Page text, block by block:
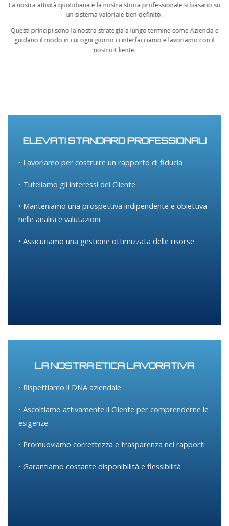
La nostra attività quotidiana e la nostra storia professionale si basano su
un sistema valoriale ben definito.
Questi principi sono la nostra strategia a lungo termine come Azienda e
guidano il modo in cui ogni giorno ci interfacciamo e lavoriamo con il
nostro Cliente.
ELEVATI STANDARD PROFESSIONALI
• Lavoriamo per costruire un rapporto di fiducia
• Tuteliamo gli interessi del Cliente
• Manteniamo una prospettiva indipendente e obiettiva
nelle analisi e valutazioni
• Assicuriamo una gestione ottimizzata delle risorse
LA NOSTRA ETICA LAVORATIVA
• Rispettiamo il DNA aziendale
• Ascoltiamo attivamente il Cliente per comprenderne le
esigenze
• Promuoviamo correttezza e trasparenza nei rapporti
• Garantiamo costante disponibilità e flessibilità